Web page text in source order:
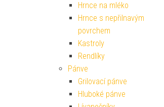
Hrnce na mléko
Hrnce s nepřilnavým
povrchem
Kastroly
Rendlíky
Pánve
Grilovací pánve
Hluboké pánve